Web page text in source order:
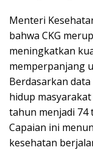
Menteri
bahwa CKG
meningkatkan
memperpanjang
Berdasarkan
hidup
tahun menjadi 74
Capaian ini
kesehatan